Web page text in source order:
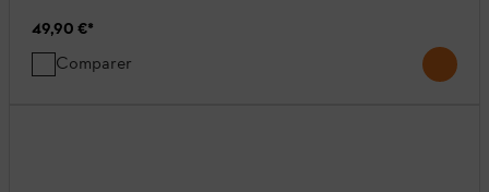
49,90 €*
Comparer